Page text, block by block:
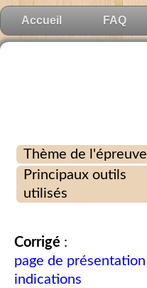
Accueil FAQ
Thème de l'épreuve
Principaux outils
utilisés
Corrigé :
page de présentation
indications